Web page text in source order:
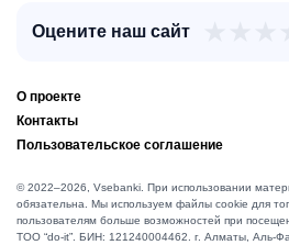
Оцените наш сайт
О проекте
Контакты
Пользовательское соглашение
© 2022–2026, Vsebanki. При использовании
обязательна. Мы используем файлы cookie для
пользователям больше возможностей при
TOO “do-it”. БИН: 121240004462. г. Алматы, ​Аль-